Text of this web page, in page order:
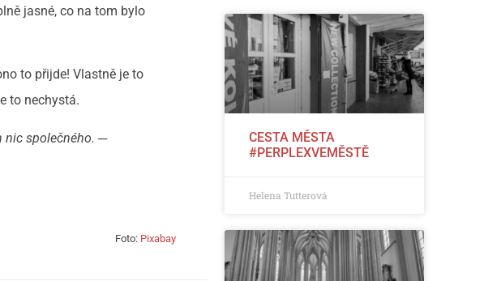
jasné, co na tom bylo
to přijde! Vlastně je to
to nechystá.
nic společného.─
Foto: Pixabay
CESTA MĚSTA
#PERPLEXVEMĚSTĚ
Helena Tutterová